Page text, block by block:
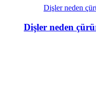
Dişler neden
Dişler neden